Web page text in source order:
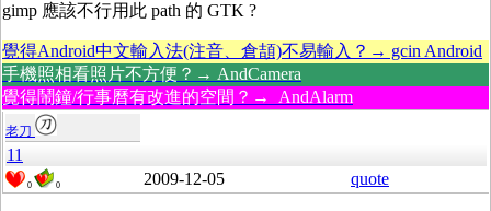
gimp 應該不行用此 path 的 GTK ?
覺得Android中文輸入法(注音、倉頡)不易輸入？→ gcin Android
手機照相看照片不方便？→ AndCamera
覺得鬧鐘/行事曆有改進的空間？→ AndAlarm
老刀
11
0 0 2009-12-05 quote